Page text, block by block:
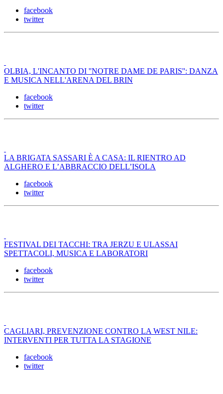
facebook
twitter
OLBIA, L'INCANTO DI ''NOTRE DAME DE PARIS'': DANZA
E MUSICA NELL'ARENA DEL BRIN
facebook
twitter
LA BRIGATA SASSARI È A CASA: IL RIENTRO AD
ALGHERO E L’ABBRACCIO DELL’ISOLA
facebook
twitter
FESTIVAL DEI TACCHI: TRA JERZU E ULASSAI
SPETTACOLI, MUSICA E LABORATORI
facebook
twitter
CAGLIARI, PREVENZIONE CONTRO LA WEST NILE:
INTERVENTI PER TUTTA LA STAGIONE
facebook
twitter